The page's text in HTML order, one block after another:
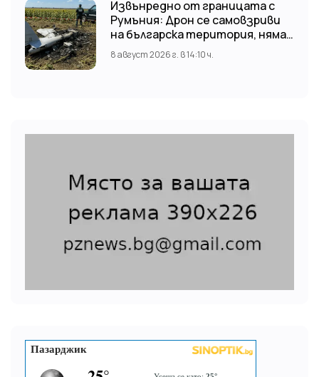
Извънредно от границата с
Румъния: Дрон се самовзриви
на българска територия, няма
щети
8 август 2026 г. в 14:10 ч.